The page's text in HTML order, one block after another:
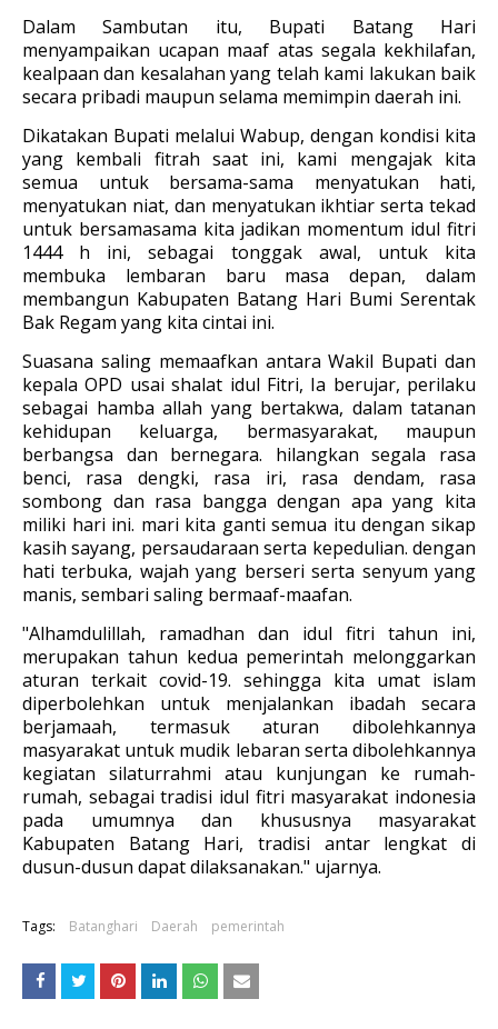
Dalam Sambutan itu, Bupati Batang Hari
menyampaikan ucapan maaf atas segala kekhilafan,
kealpaan dan kesalahan yang telah kami lakukan baik
secara pribadi maupun selama memimpin daerah ini.
Dikatakan Bupati melalui Wabup, dengan kondisi kita
yang kembali fitrah saat ini, kami mengajak kita
semua untuk bersama-sama menyatukan hati,
menyatukan niat, dan menyatukan ikhtiar serta tekad
untuk bersamasama kita jadikan momentum idul fitri
1444 h ini, sebagai tonggak awal, untuk kita
membuka lembaran baru masa depan, dalam
membangun Kabupaten Batang Hari Bumi Serentak
Bak Regam yang kita cintai ini.
Suasana saling memaafkan antara Wakil Bupati dan
kepala OPD usai shalat idul Fitri, Ia berujar, perilaku
sebagai hamba allah yang bertakwa, dalam tatanan
kehidupan keluarga, bermasyarakat, maupun
berbangsa dan bernegara. hilangkan segala rasa
benci, rasa dengki, rasa iri, rasa dendam, rasa
sombong dan rasa bangga dengan apa yang kita
miliki hari ini. mari kita ganti semua itu dengan sikap
kasih sayang, persaudaraan serta kepedulian. dengan
hati terbuka, wajah yang berseri serta senyum yang
manis, sembari saling bermaaf-maafan.
"Alhamdulillah, ramadhan dan idul fitri tahun ini,
merupakan tahun kedua pemerintah melonggarkan
aturan terkait covid-19. sehingga kita umat islam
diperbolehkan untuk menjalankan ibadah secara
berjamaah, termasuk aturan dibolehkannya
masyarakat untuk mudik lebaran serta dibolehkannya
kegiatan silaturrahmi atau kunjungan ke rumah-
rumah, sebagai tradisi idul fitri masyarakat indonesia
pada umumnya dan khususnya masyarakat
Kabupaten Batang Hari, tradisi antar lengkat di
dusun-dusun dapat dilaksanakan." ujarnya.
Tags: Batanghari Daerah pemerintah